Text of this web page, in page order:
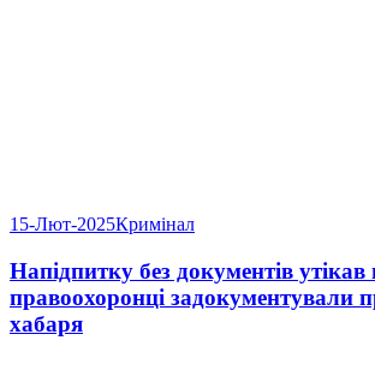
15-Лют-2025Кримінал
Напідпитку без документів утікав
правоохоронці задокументували
хабаря